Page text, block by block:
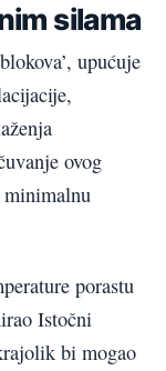
silama
upućuje
ovog
porastu
Istočni
bi mogao